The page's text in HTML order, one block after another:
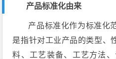
产品标准化由来
产品标准化作为标准化
是指针对工业产品的类型、
料、工艺装备、工艺方法